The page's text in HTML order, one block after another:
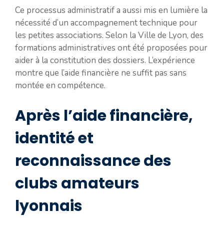
Ce processus administratif a aussi mis en lumière la
nécessité d’un accompagnement technique pour
les petites associations. Selon la Ville de Lyon, des
formations administratives ont été proposées pour
aider à la constitution des dossiers. L’expérience
montre que l’aide financière ne suffit pas sans
montée en compétence.
Après l’aide financière,
identité et
reconnaissance des
clubs amateurs
lyonnais